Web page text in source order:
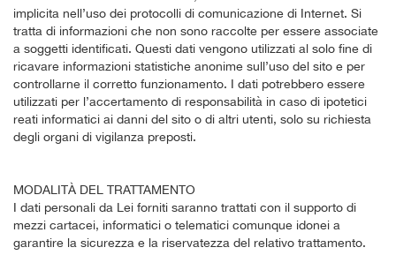
implicita nell’uso dei protocolli di comunicazione di Internet. Si
tratta di informazioni che non sono raccolte per essere associate
a soggetti identificati. Questi dati vengono utilizzati al solo fine di
ricavare informazioni statistiche anonime sull’uso del sito e per
controllarne il corretto funzionamento. I dati potrebbero essere
utilizzati per l’accertamento di responsabilità in caso di ipotetici
reati informatici ai danni del sito o di altri utenti, solo su richiesta
degli organi di vigilanza preposti.
MODALITÀ DEL TRATTAMENTO
I dati personali da Lei forniti saranno trattati con il supporto di
mezzi cartacei, informatici o telematici comunque idonei a
garantire la sicurezza e la riservatezza del relativo trattamento.